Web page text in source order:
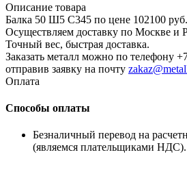
Описание товара
Балка 50 Ш5 С345 по цене 102100
Осуществляем доставку по Москве и
Точный вес, быстрая доставка.
Заказать металл можно по телефону
отправив заявку на почту
Оплата
Способы оплаты
Безналичный перевод на
(являемся плательщиками НДС).